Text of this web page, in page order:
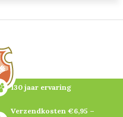
130 jaar ervaring
Verzendkosten €6,95 –